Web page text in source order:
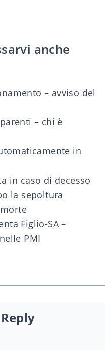
anche
– avviso del
– chi è
in
in caso di decesso
la sepoltura
Figlio-SA –
PMI